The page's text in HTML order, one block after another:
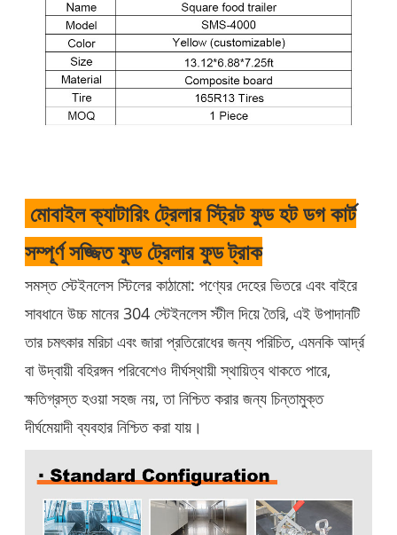
মোবাইল ক্যাটারিং ট্রেলার স্ট্রিট ফুড হট ডগ কার্ট
সম্পূর্ণ সজ্জিত ফুড ট্রেলার ফুড ট্রাক
সমস্ত স্টেইনলেস স্টিলের কাঠামো: পণ্যের দেহের ভিতরে এবং বাইরে
সাবধানে উচ্চ মানের 304 স্টেইনলেস স্টীল দিয়ে তৈরি, এই উপাদানটি
তার চমৎকার মরিচা এবং জারা প্রতিরোধের জন্য পরিচিত, এমনকি আর্দ্র
বা উদ্বায়ী বহিরঙ্গন পরিবেশেও দীর্ঘস্থায়ী স্থায়িত্ব থাকতে পারে,
ক্ষতিগ্রস্ত হওয়া সহজ নয়, তা নিশ্চিত করার জন্য চিন্তামুক্ত
দীর্ঘমেয়াদী ব্যবহার নিশ্চিত করা যায়।